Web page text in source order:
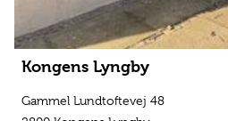
Kongens Lyngby
Gammel Lundtoftevej 48